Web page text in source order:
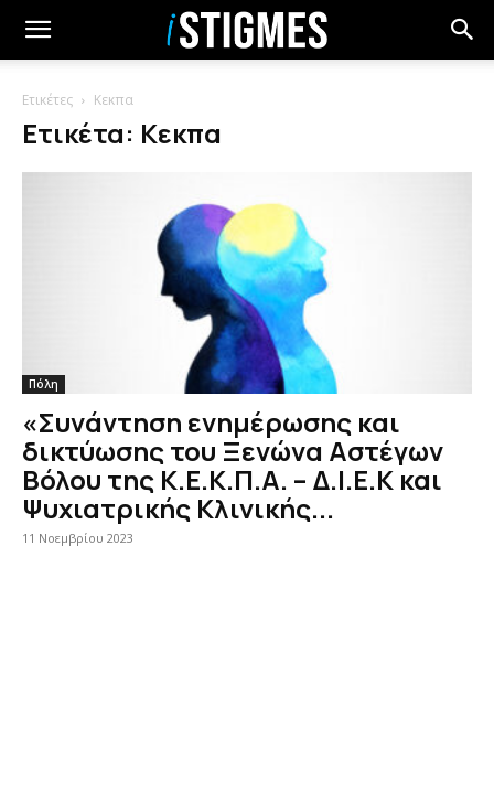
Ετικέτες Κεκπα
Ετικέτα: Κεκπα
Πόλη
«Συνάντηση ενημέρωσης και
δικτύωσης του Ξενώνα Αστέγων
Βόλου της Κ.Ε.Κ.Π.Α. – Δ.Ι.Ε.Κ και
Ψυχιατρικής Κλινικής...
11 Νοεμβρίου 2023